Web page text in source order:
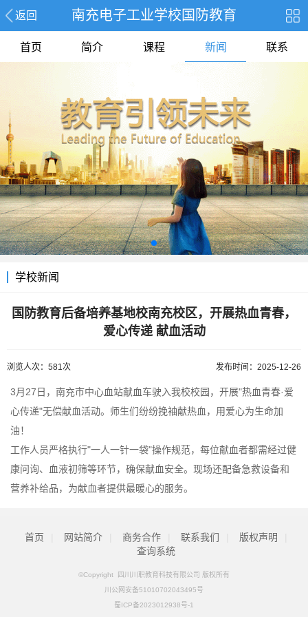
返回 南充电子工业学校国防教育
首页 简介 课程 新闻 联系
学校新闻
国防教育后备培养基地校南充校区，开展热血青春，
爱心传递 献血活动
浏览人次：581次 发布时间：2025-12-26
3月27日，南充市中心血站献血车驶入我校校园，开展"热血青春·爱
心传递"无偿献血活动。师生们纷纷挽袖献热血，用爱心为生命加
油！
工作人员严格执行"一人一针一袋"操作规范，每位献血者都需经过健
康问询、血液初筛等环节，确保献血安全。现场还配备急救设备和
营养补给品，为献血者提供最暖心的服务。
首页 网站简介 商务合作 联系我们 版权声明
查询系统
©Copyright 四川川职教育科技有限公司 版权所有
川公网安备51010702043495号
蜀ICP备2023012938号-1